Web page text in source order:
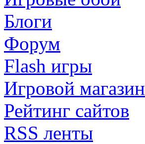
Блоги
Форум
Flash игры
Игровой магазин
Рейтинг сайтов
RSS ленты